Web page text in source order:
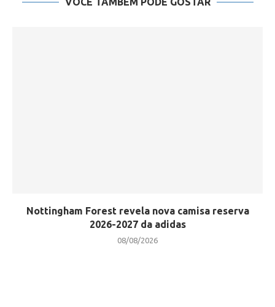
Nottingham Forest revela nova camisa reserva
2026-2027 da adidas
08/08/2026